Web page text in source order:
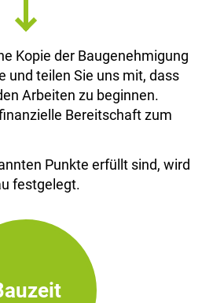
Kopie der Baugenehmigung
und teilen Sie uns mit, dass
Arbeiten zu beginnen.
Bereitschaft zum
Punkte erfüllt sind, wird
festgelegt.